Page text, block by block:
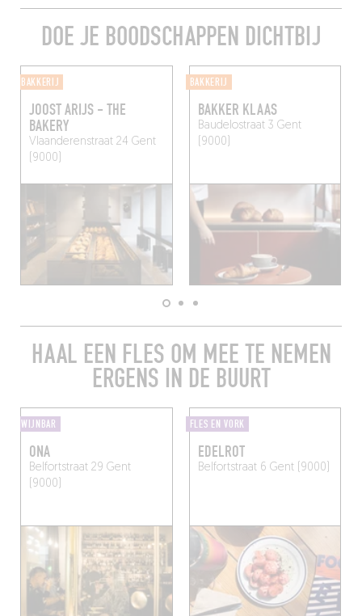
DOE JE BOODSCHAPPEN DICHTBIJ
BAKKERIJ
JOOST ARIJS - THE
BAKERY
Vlaanderenstraat 24 Gent
(9000)
BAKKERIJ
BAKKER KLAAS
Baudelostraat 3 Gent
(9000)
HAAL EEN FLES OM MEE TE NEMEN
ERGENS IN DE BUURT
WIJNBAR
ONA
Belfortstraat 29 Gent
(9000)
FLES EN VORK
EDELROT
Belfortstraat 6 Gent (9000)